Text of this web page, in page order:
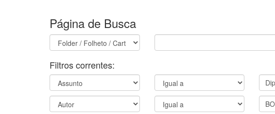
Página de Busca
Filtros correntes: